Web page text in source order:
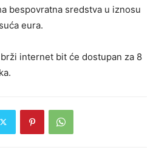
bespovratna sredstva u iznosu
eura.
internet bit će dostupan za 8